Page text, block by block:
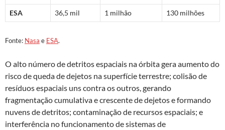
ESA 36,5 mil 1 milhão 130 milhões
Fonte: Nasa e ESA.
O alto número de detritos espaciais na órbita gera aumento do
risco de queda de dejetos na superfície terrestre; colisão de
resíduos espaciais uns contra os outros, gerando
fragmentação cumulativa e crescente de dejetos e formando
nuvens de detritos; contaminação de recursos espaciais; e
interferência no funcionamento de sistemas de